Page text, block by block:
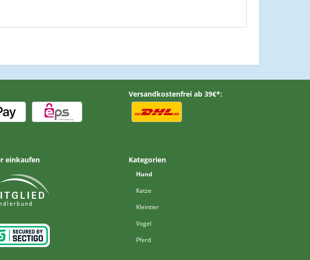
Versandkostenfrei ab 39€*:
einkaufen Kategorien
Hund
Katze
Kleintier
Vogel
Pferd